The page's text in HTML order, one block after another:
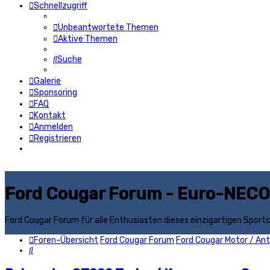
Schnellzugriff
Unbeantwortete Themen
Aktive Themen
Suche
Galerie
Sponsoring
FAQ
Kontakt
Anmelden
Registrieren
Ford Cougar Forum - Euro-
Ford Cougar Forum für alle Enthusiasten dieses einzigartigen
Foren-Übersicht Ford Cougar Forum Ford Cougar Motor /
Suche